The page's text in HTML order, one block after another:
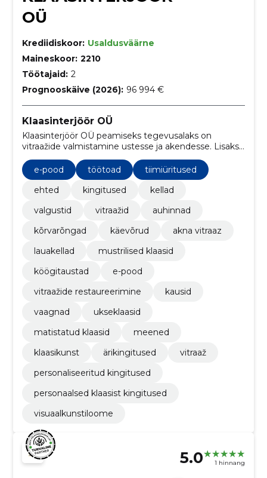
OÜ
Krediidiskoor: Usaldusväärne
Maineskoor: 2210
Töötajaid: 2
Prognooskäive (2026): 96 994 €
Klaasinterjöör OÜ
Klaasinterjöör OÜ peamiseks tegevusalaks on
vitraažide valmistamine ustesse ja akendesse. Lisaks
vitraažidele saab meie stuudiost tellida veel palju
erinevaid interjööri elemente ja väiksemaid kingitusi.
e-pood töötoad
tiimiüritused
ehted
kingitused
kellad
valgustid
vitraažid
auhinnad
kõrvarõngad
käevõrud
akna vitraaz
lauakellad
mustrilised klaasid
köögitaustad
e-pood
vitraažide restaureerimine
kausid
vaagnad
ukseklaasid
matistatud klaasid
meened
klaasikunst
ärikingitused
vitraaž
personaliseeritud kingitused
personaalsed klaasist kingitused
visuaalkunstiloome
5.0 1 hinnang